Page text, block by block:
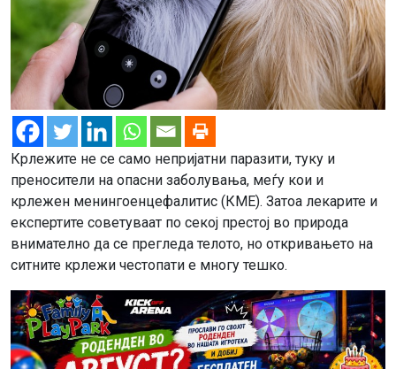
Крлежите не се само непријатни паразити, туку и
преносители на опасни заболувања, меѓу кои и
крлежен менингоенцефалитис (КМЕ). Затоа лекарите и
експертите советуваат по секој престој во природа
внимателно да се прегледа телото, но откривањето на
ситните крлежи честопати е многу тешко.